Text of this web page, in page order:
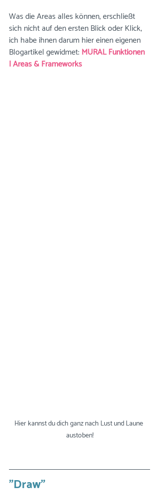
Was die Areas alles können, erschließt
sich nicht auf den ersten Blick oder Klick,
ich habe ihnen darum hier einen eigenen
Blogartikel gewidmet: MURAL Funktionen
| Areas & Frameworks
Hier kannst du dich ganz nach Lust und Laune
austoben!
"Draw"